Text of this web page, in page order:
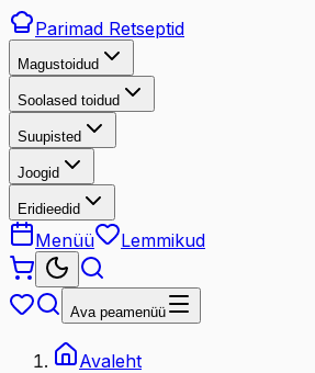
Parimad Retseptid
Magustoidud
Soolased toidud
Suupisted
Joogid
Eridieedid
Menüü Lemmikud
Ava peamenüü
Avaleht